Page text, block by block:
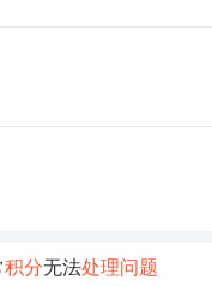
积分无法处理问题